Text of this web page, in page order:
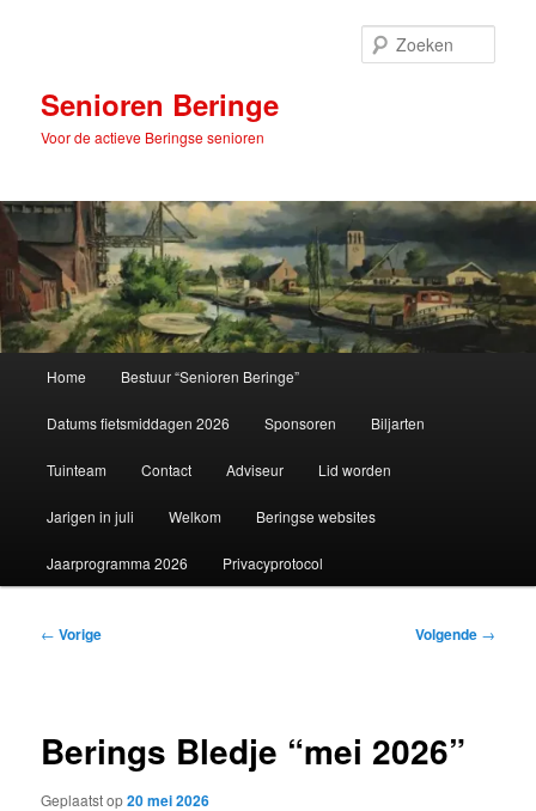
inhoudSenioren Beringe
Voor de actieve Beringse senioren
Home Bestuur “Senioren Beringe”
Datums fietsmiddagen 2026 Sponsoren Biljarten
Tuinteam Contact Adviseur Lid worden
Jarigen in juli Welkom Beringse websites
Jaarprogramma 2026 Privacyprotocol
Bericht
← Vorige Volgende →
Berings Bledje “mei 2026”
Geplaatst op20 mei 2026